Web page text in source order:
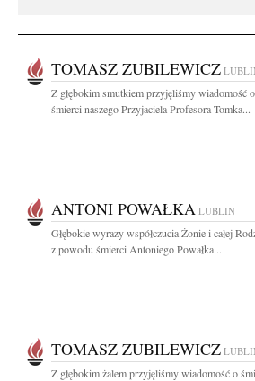
TOMASZ ZUBILEWICZ
Z głębokim smutkiem przyjęliśmy wiadomość o
śmierci naszego Przyjaciela Profesora Tomka...
ANTONI POWAŁKA LUBLIN
Głębokie wyrazy współczucia Żonie i całej
z powodu śmierci Antoniego Powałka...
TOMASZ ZUBILEWICZ
Z głębokim żalem przyjęliśmy wiadomość o